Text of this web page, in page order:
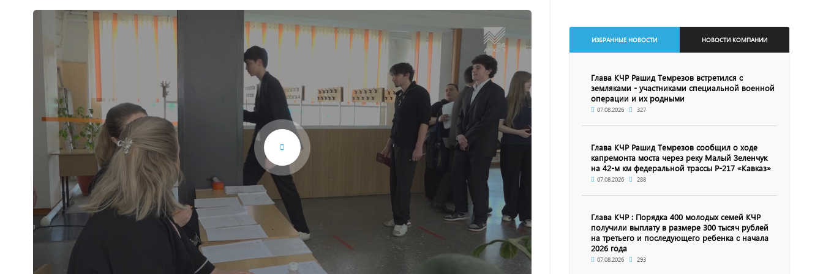
ИЗБРАННЫЕ НОВОСТИ НОВОСТИ КОМПАНИИ
Глава КЧР Рашид Темрезов встретился с
земляками - участниками специальной военной
операции и их родными
07.08.2026 327
Глава КЧР Рашид Темрезов сообщил о ходе
капремонта моста через реку Малый Зеленчук
на 42-м км федеральной трассы Р-217 «Кавказ»
07.08.2026 288
Глава КЧР : Порядка 400 молодых семей КЧР
получили выплату в размере 300 тысяч рублей
на третьего и последующего ребенка с начала
2026 года
07.08.2026 293